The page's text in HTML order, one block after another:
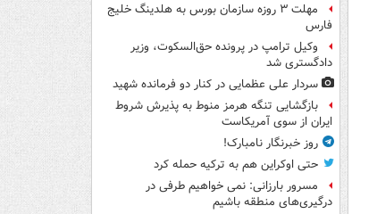
مهلت ۳ روزه سازمان بورس به هلدینگ خلیج
فارس
وکیل ترامپ در پرونده حق‌السکوت، وزیر
دادگستری شد
سردار علی عظمایی در کنار دو فرمانده شهید
بازگشایی تنگه هرمز منوط به پذیرش شروط
ایران از سوی آمریکاست
روز خبرنگار نامبارک!
حتی اوکراین هم به ترکیه حمله کرد
مسرور بارزانی: نمی خواهیم طرفی در
درگیری‌های منطقه باشیم